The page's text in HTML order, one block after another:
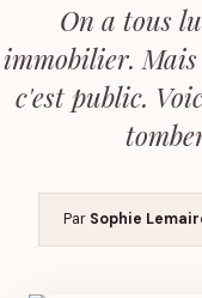
On a tous
immobilier.
c'est public.
Par Sophie